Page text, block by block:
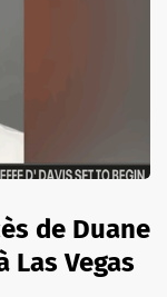
de Duane
Las Vegas